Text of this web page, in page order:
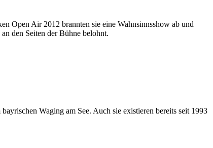
Open Air 2012 brannten sie eine Wahnsinnsshow ab und
den Seiten der Bühne belohnt.
Waging am See. Auch sie existieren bereits seit 1993